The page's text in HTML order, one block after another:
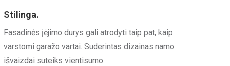
Stilinga.
Fasadinės įėjimo durys gali atrodyti taip pat, kaip
varstomi garažo vartai. Suderintas dizainas namo
išvaizdai suteiks vientisumo.